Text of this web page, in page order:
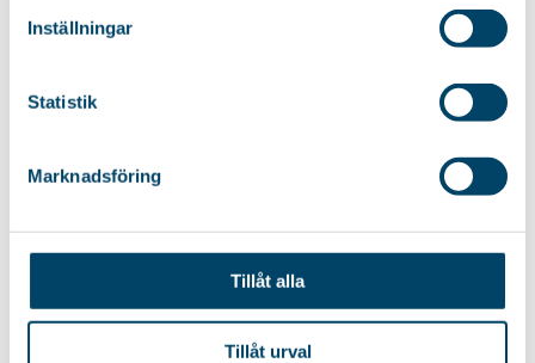
Inställningar
Statistik
Marknadsföring
Tillåt alla
Tillåt urval
Relaterade produkter